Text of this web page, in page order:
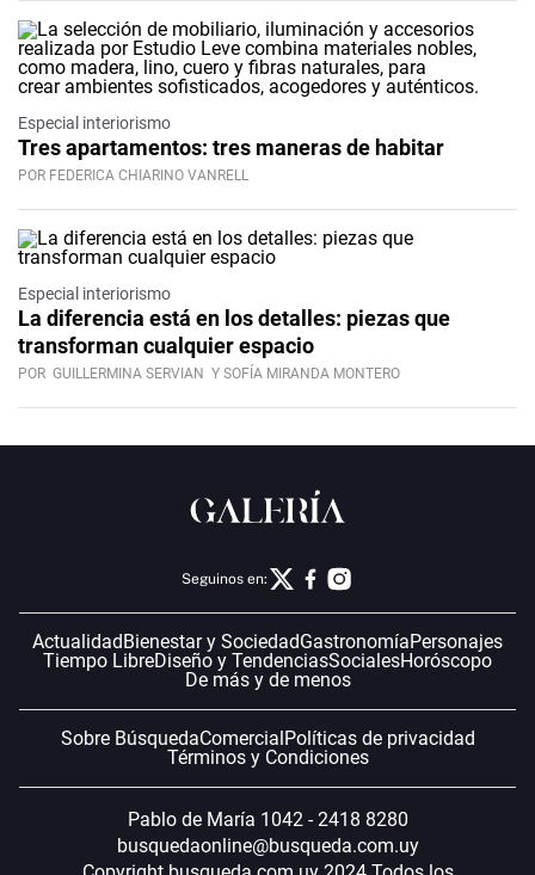
Especial interiorismo
Tres apartamentos: tres maneras de habitar
POR FEDERICA CHIARINO VANRELL
Especial interiorismo
La diferencia está en los detalles: piezas que
transforman cualquier espacio
POR GUILLERMINA SERVIAN Y SOFÍA MIRANDA MONTERO
Seguinos en:
Actualidad Bienestar y SociedadGastronomíaPersonajes
Tiempo LibreDiseño y TendenciasSocialesHoróscopo
De más y de menos
Sobre BúsquedaComercial Políticas de privacidad
Términos y Condiciones
Pablo de María 1042 - 2418 8280
busquedaonline@busqueda.com.uy